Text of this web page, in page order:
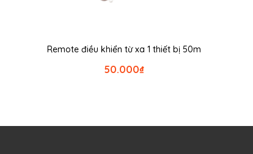
Remote điều khiển từ xa 1 thiết bị 50m
₫
50.000